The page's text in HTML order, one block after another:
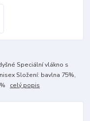
Speciální vlákno s
Složení: bavlna 75%,
celý popis